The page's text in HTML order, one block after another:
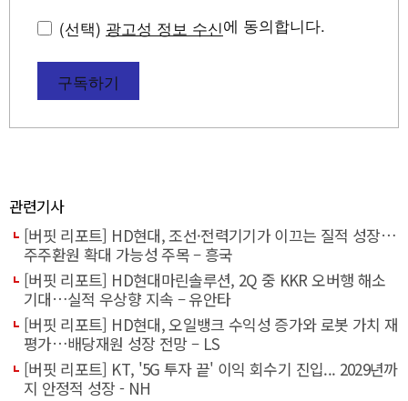
(선택) 광고성 정보 수신에 동의합니다.
구독하기
관련기사
[버핏 리포트] HD현대, 조선·전력기기가 이끄는 질적 성장…
주주환원 확대 가능성 주목 – 흥국
[버핏 리포트] HD현대마린솔루션, 2Q 중 KKR 오버행 해소
기대…실적 우상향 지속 – 유안타
[버핏 리포트] HD현대, 오일뱅크 수익성 증가와 로봇 가치 재
평가…배당재원 성장 전망 – LS
[버핏 리포트] KT, '5G 투자 끝' 이익 회수기 진입... 2029년까
지 안정적 성장 - NH